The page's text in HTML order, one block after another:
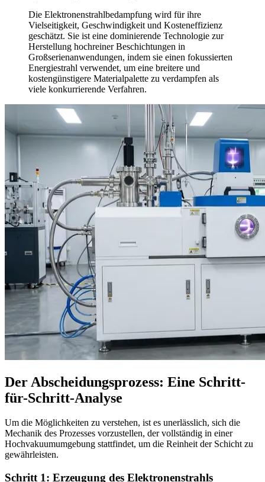
Die Elektronenstrahlbedampfung wird für ihre
Vielseitigkeit, Geschwindigkeit und Kosteneffizienz
geschätzt. Sie ist eine dominierende Technologie zur
Herstellung hochreiner Beschichtungen in
Großserienanwendungen, indem sie einen fokussierten
Energiestrahl verwendet, um eine breitere und
kostengünstigere Materialpalette zu verdampfen als
viele konkurrierende Verfahren.
Der Abscheidungsprozess: Eine Schritt-
für-Schritt-Analyse
Um die Möglichkeiten zu verstehen, ist es unerlässlich, sich die
Mechanik des Prozesses vorzustellen, der vollständig in einer
Hochvakuumumgebung stattfindet, um die Reinheit der Schicht zu
gewährleisten.
Schritt 1: Erzeugung des Elektronenstrahls